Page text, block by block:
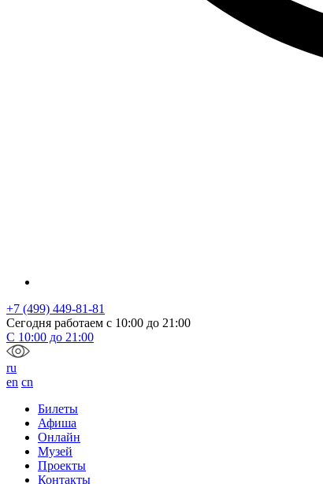
+7 (499) 449-81-81
Сегодня работаем с 10:00 до 21:00
С 10:00 до 21:00
ru
en cn
Билеты
Афиша
Онлайн
Музей
Проекты
Контакты